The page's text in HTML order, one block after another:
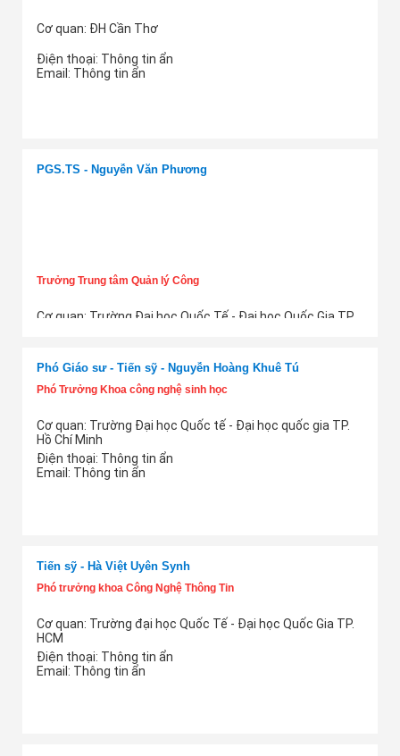
Cơ quan: ĐH Cần Thơ
Điện thoại: Thông tin ẩn
Email: Thông tin ẩn
PGS.TS - Nguyễn Văn Phương
Trưởng Trung tâm Quản lý Công
Cơ quan: Trường Đại học Quốc Tế - Đại học Quốc Gia TP.
Email:Thông tin ẩn
Phó Giáo sư - Tiến sỹ - Nguyễn Hoàng Khuê Tú
Phó Trưởng Khoa công nghệ sinh học
Cơ quan: Trường Đại học Quốc tế - Đại học quốc gia TP.
Hồ Chí Minh
Điện thoại: Thông tin ẩn
Email: Thông tin ẩn
Tiến sỹ - Hà Việt Uyên Synh
Phó trưởng khoa Công Nghệ Thông Tin
Cơ quan: Trường đại học Quốc Tế - Đại học Quốc Gia TP.
HCM
Điện thoại: Thông tin ẩn
Email: Thông tin ẩn